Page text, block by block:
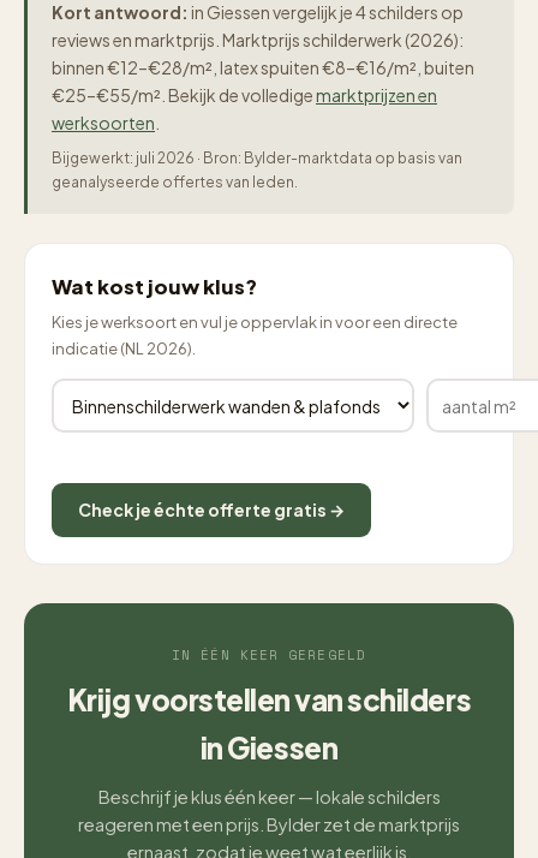
Kort antwoord: in Giessen vergelijk je 4 schilders op
reviews en marktprijs. Marktprijs schilderwerk (2026):
binnen €12–€28/m², latex spuiten €8–€16/m², buiten
€25–€55/m². Bekijk de volledigemarktprijzen en
werksoorten
Bijgewerkt: juli 2026 · Bron: Bylder-marktdata op basis van
geanalyseerde offertes van leden.
Wat kost jouw klus?
Kies je werksoort en vul je oppervlak in voor een directe
indicatie (NL 2026).
Check je échte offerte gratis →
IN ÉÉN KEER GEREGELD
Krijg voorstellen van schilders
in Giessen
Beschrijf je klus één keer — lokale schilders
reageren met een prijs. Bylder zet de marktprijs
ernaast, zodat je weet wat eerlijk is.